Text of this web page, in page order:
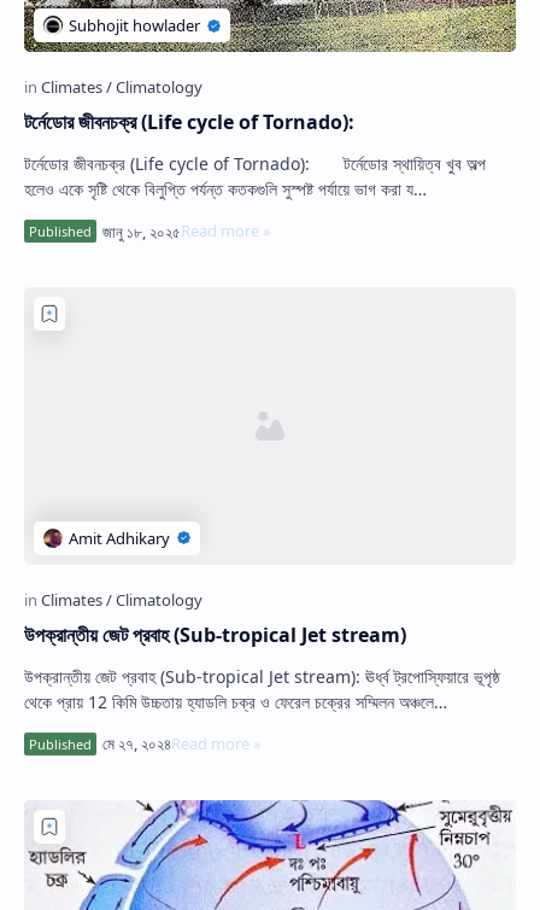
টর্নেডোর জীবনচক্র (Life cycle of Tornado):
টর্নেডোর জীবনচক্র (Life cycle of Tornado): টর্নেডোর স্থায়িত্ব খুব অল্প
হলেও একে সৃষ্টি থেকে বিলুপ্তি পর্যন্ত কতকগুলি সুস্পষ্ট পর্যায়ে ভাগ করা য…
উপক্রান্তীয় জেট প্রবাহ (Sub-tropical Jet stream)
উপক্রান্তীয় জেট প্রবাহ (Sub-tropical Jet stream): ঊর্ধ্ব ট্রপোস্ফিয়ারে ভূপৃষ্ঠ
থেকে প্রায় 12 কিমি উচ্চতায় হ্যাডলি চক্র ও ফেরেল চক্রের সম্মিলন অঞ্চলে…